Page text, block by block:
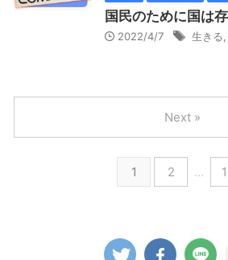
国民のために国は
2022/4/7 生きる
1 2 …
Next »